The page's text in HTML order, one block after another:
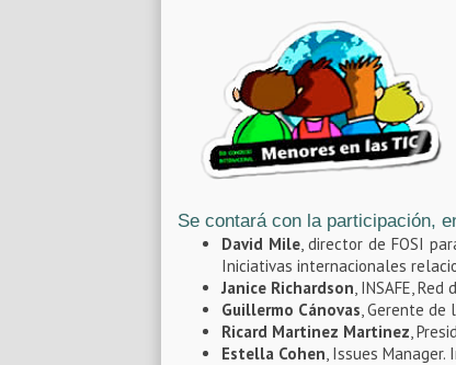
Se contará con la participación,
David Mile, director de FOSI
Iniciativas internacionales
Janice Richardson, INSAFE,
Guillermo Cánovas, Gerente de
Ricard Martinez Martinez,
Estella Cohen, Issues Manager.